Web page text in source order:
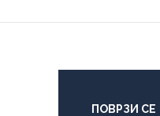
ПОВРЗИ СЕ